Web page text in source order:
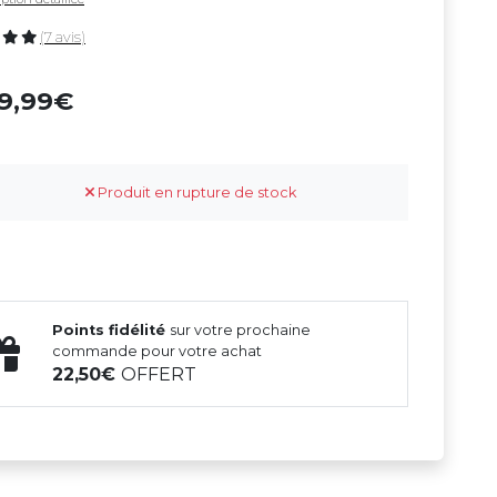
(7 avis)
Produit en rupture de stock
Points fidélité sur votre prochaine
commande pour votre achat
22,50OFFERT